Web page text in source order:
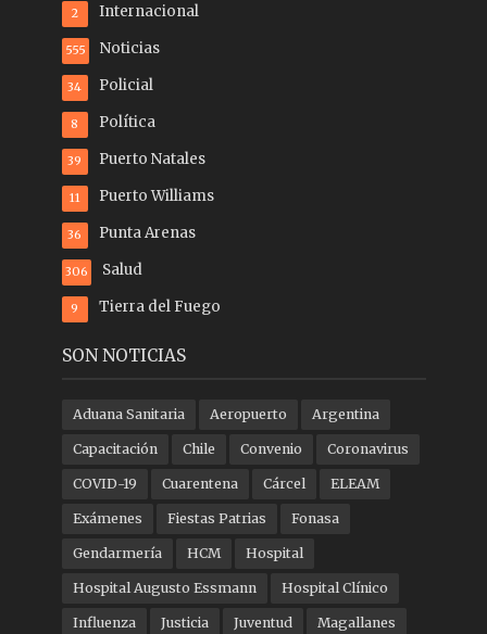
Internacional
2
Noticias
555
Policial
34
Política
8
Puerto Natales
39
Puerto Williams
11
Punta Arenas
36
Salud
306
Tierra del Fuego
9
SON NOTICIAS
Aduana Sanitaria Aeropuerto Argentina
Capacitación Chile Convenio Coronavirus
COVID-19 Cuarentena Cárcel ELEAM
Exámenes Fiestas Patrias Fonasa
Gendarmería HCM Hospital
Hospital Augusto Essmann Hospital Clínico
Influenza Justicia Juventud Magallanes